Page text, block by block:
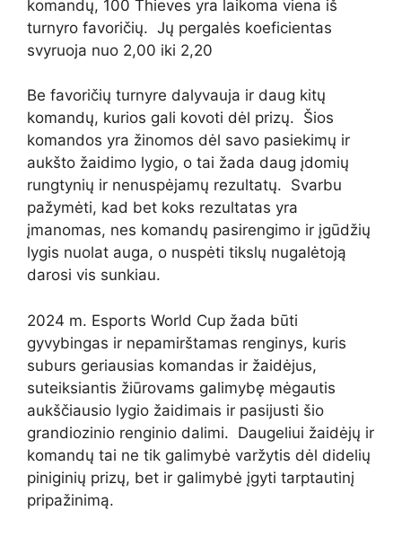
komandų, 100 Thieves yra laikoma viena iš
turnyro favoričių. Jų pergalės koeficientas
svyruoja nuo 2,00 iki 2,20
Be favoričių turnyre dalyvauja ir daug kitų
komandų, kurios gali kovoti dėl prizų. Šios
komandos yra žinomos dėl savo pasiekimų ir
aukšto žaidimo lygio, o tai žada daug įdomių
rungtynių ir nenuspėjamų rezultatų. Svarbu
pažymėti, kad bet koks rezultatas yra
įmanomas, nes komandų pasirengimo ir įgūdžių
lygis nuolat auga, o nuspėti tikslų nugalėtoją
darosi vis sunkiau.
2024 m. Esports World Cup žada būti
gyvybingas ir nepamirštamas renginys, kuris
suburs geriausias komandas ir žaidėjus,
suteiksiantis žiūrovams galimybę mėgautis
aukščiausio lygio žaidimais ir pasijusti šio
grandiozinio renginio dalimi. Daugeliui žaidėjų ir
komandų tai ne tik galimybė varžytis dėl didelių
piniginių prizų, bet ir galimybė įgyti tarptautinį
pripažinimą.